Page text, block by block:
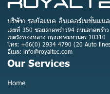
บริษัท รอยัลเทค อินเตอร์เนชั่นแน
เลขที่ 350 ซอยลาดพร้าว94 ถนนลาดพร้า
เขตวังทองหลาง กรุงเทพมหานคร 10310
โทร: +66(0) 2934 4790 (20 Auto
อีเมล: info@royaltec.com
Our Services
Home